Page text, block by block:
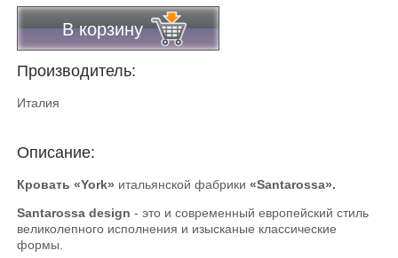
В корзину
Производитель:
Италия
Описание:
Кровать «York» итальянской фабрики «Santarossa».
Santarossa design - это и современный европейский стиль
великолепного исполнения и изысканые классические
формы.